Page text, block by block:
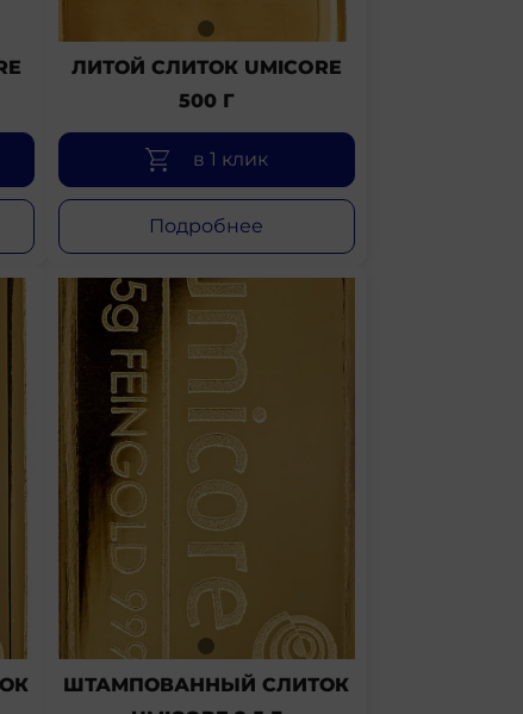
ЛИТОЙ СЛИТОК UMICORE
500 Г
в 1 клик
Подробнее
ШТАМПОВАННЫЙ СЛИТОК